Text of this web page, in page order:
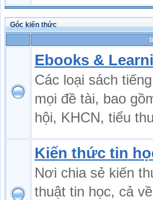
Góc kiến thức
Ebooks &
Các loại sách
mọi đề tài, bao
hội, KHCN, tiểu
Kiến thức tin
Nơi chia sẻ kiến
thuật tin học, cả